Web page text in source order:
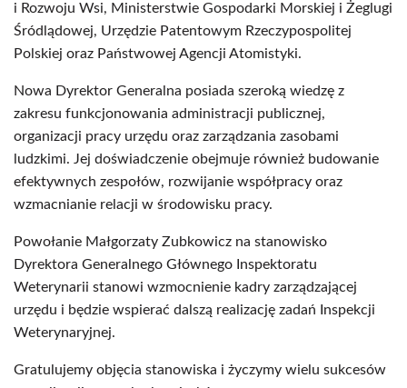
i Rozwoju Wsi, Ministerstwie Gospodarki Morskiej i Żeglugi
Śródlądowej, Urzędzie Patentowym Rzeczypospolitej
Polskiej oraz Państwowej Agencji Atomistyki.
Nowa Dyrektor Generalna posiada szeroką wiedzę z
zakresu funkcjonowania administracji publicznej,
organizacji pracy urzędu oraz zarządzania zasobami
ludzkimi. Jej doświadczenie obejmuje również budowanie
efektywnych zespołów, rozwijanie współpracy oraz
wzmacnianie relacji w środowisku pracy.
Powołanie Małgorzaty Zubkowicz na stanowisko
Dyrektora Generalnego Głównego Inspektoratu
Weterynarii stanowi wzmocnienie kadry zarządzającej
urzędu i będzie wspierać dalszą realizację zadań Inspekcji
Weterynaryjnej.
Gratulujemy objęcia stanowiska i życzymy wielu sukcesów